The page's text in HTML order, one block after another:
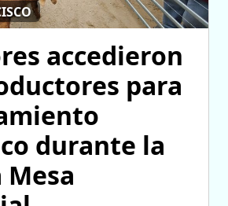
accedieron
para
durante la